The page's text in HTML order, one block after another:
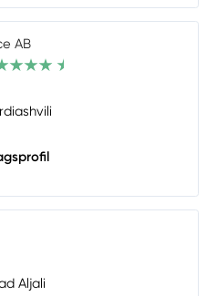
AB
Aljali